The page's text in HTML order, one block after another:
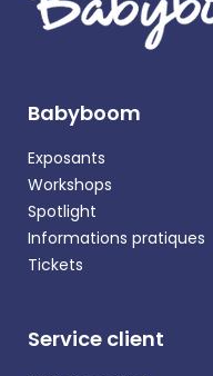
Babyboom
Exposants
Workshops
Spotlight
Informations pratiques
Tickets
Service client